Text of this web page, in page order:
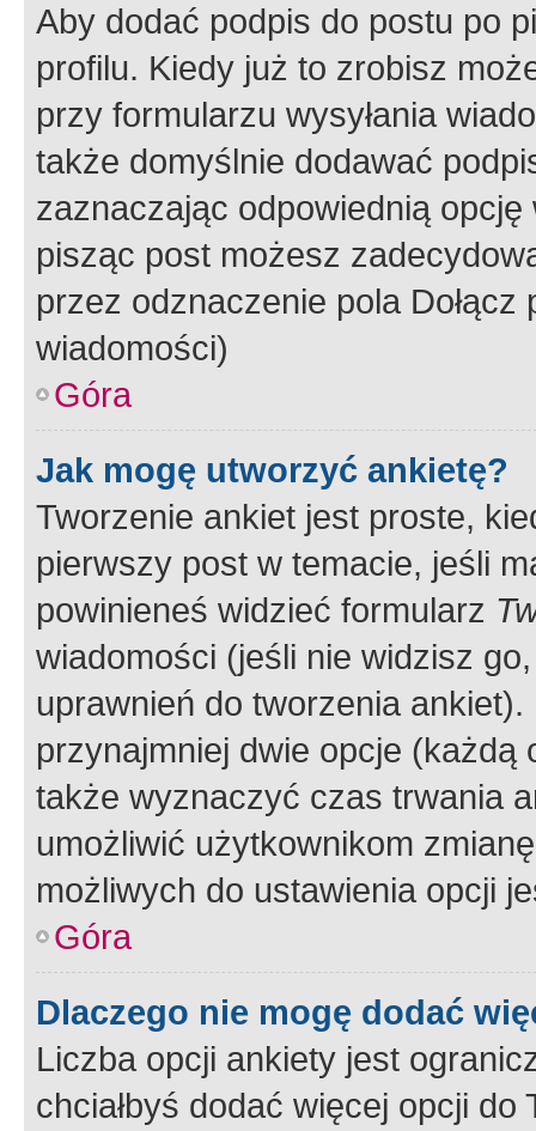
Aby dodać podpis do postu po
profilu. Kiedy już to zrobisz
przy formularzu wysyłania
także domyślnie dodawać
zaznaczając odpowiednią
pisząc post możesz
przez odznaczenie pola
wiadomości)
Góra
Jak mogę utworzyć ankietę?
Tworzenie ankiet jest proste,
pierwszy post w temacie, jeśli
powinieneś widzieć formularz
wiadomości (jeśli nie widzisz
uprawnień do tworzenia
przynajmniej dwie opcje
także wyznaczyć czas trwania
umożliwić użytkownikom
możliwych do ustawienia opcji
Góra
Dlaczego nie mogę dodać
Liczba opcji ankiety jest
chciałbyś dodać więcej opcji